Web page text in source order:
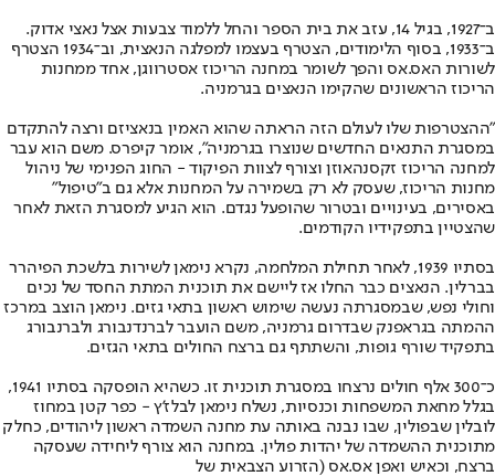
ב־1927, בגיל 14, עזב את בית הספר והחל ללמוד צבעות אצל נאצי אדוק.
ב־1933, בסוף הלימודים, הצטרף בעצמו למפלגה הנאצית, וב־1934 הצטרף
לשורות האס.אס והפך לשומר במחנה הריכוז אסטרווגן, אחד ממחנות
הריכוז הראשונים שהקימו הנאצים בגרמניה.
"ההצטרפות שלו לעולם הזה הראתה שהוא האמין בנאציזם ורצה להתקדם
במסגרת התנאים החדשים שנוצרו בגרמניה", אומר קיפרס. משם הוא עבר
למחנה הריכוז זקסנהאוזן וצורף לצוות הפיקוד - החוג הפנימי של ניהול
מחנות הריכוז, שעסק לא רק בשמירה על המחנות אלא גם ב"טיפול"
באסירים, בעינויים ובטרור שהופעל נגדם. הוא הגיע למסגרת הזאת לאחר
שהצטיין בתפקידיו הקודמים.
בסתיו 1939, לאחר תחילת המלחמה, נקרא נימאן לשירות בלשכת הפיהרר
בברלין. הנאצים כבר החלו אז ליישם את תוכנית המתת החסד של נכים
וחולי נפש, שבמסגרתה נעשה שימוש ראשון בתאי גזים. נימאן הוצב במרכז
ההמתה בגראפנק שבדרום גרמניה, משם הועבר לברנדנבורג ולברנבורג
בתפקיד שורף גופות, והשתתף גם ברצח החולים בתאי הגזים.
כ־300 אלף חולים נרצחו במסגרת תוכנית זו. כשהיא הופסקה בסתיו 1941,
בגלל מחאת המשפחות וכנסיות, נשלח נימאן לבלז'ץ - כפר קטן במחוז
לובלין שבפולין, שבו נבנה באותה עת מחנה השמדה ראשון ליהודים, כחלק
מתוכנית ההשמדה של יהדות פולין. במחנה הוא צורף ליחידה שעסקה
ברצח, וכאיש ואפן אס.אס (הזרוע הצבאית של